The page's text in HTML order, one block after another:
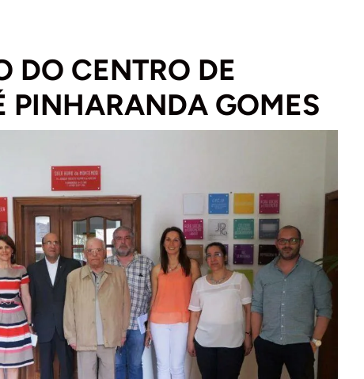
DO CENTRO DE
PINHARANDA GOMES